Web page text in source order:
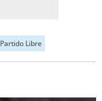
Partido Libre